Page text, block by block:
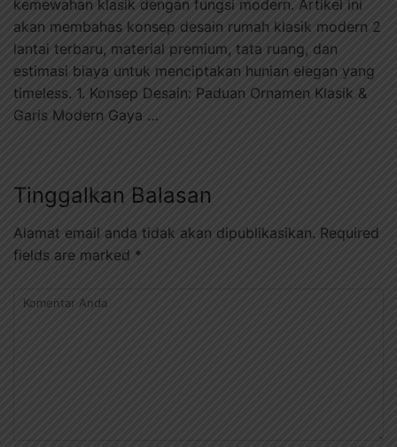
kemewahan klasik dengan fungsi modern. Artikel ini
akan membahas konsep desain rumah klasik modern 2
lantai terbaru, material premium, tata ruang, dan
estimasi biaya untuk menciptakan hunian elegan yang
timeless. 1. Konsep Desain: Paduan Ornamen Klasik &
Garis Modern Gaya …
Tinggalkan Balasan
Alamat email anda tidak akan dipublikasikan. Required
fields are marked *